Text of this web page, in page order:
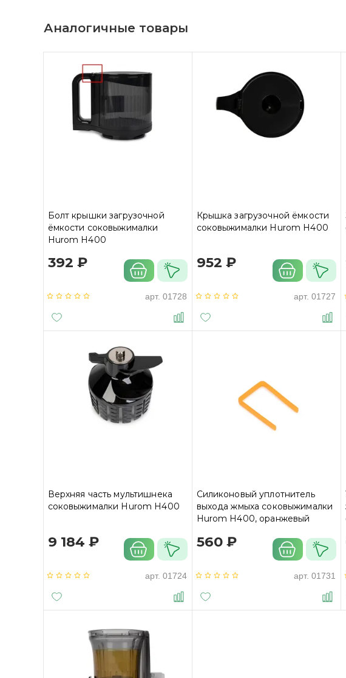
Аналогичные товары
Болт крышки загрузочной
ёмкости соковыжималки
Hurom H400
392 ₽
арт. 01728
Крышка загрузочной ёмкости
соковыжималки Hurom H400
952 ₽
арт. 01727
Верхняя часть мультишнека
соковыжималки Hurom H400
9 184 ₽
арт. 01724
Силиконовый уплотнитель
выхода жмыха соковыжималки
Hurom H400, оранжевый
560 ₽
арт. 01731